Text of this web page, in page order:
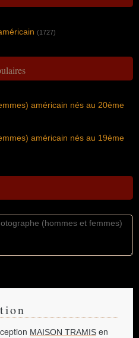
(1727)
américain nés au 20ème
américain nés au 19ème
MAISON TRAMIS en